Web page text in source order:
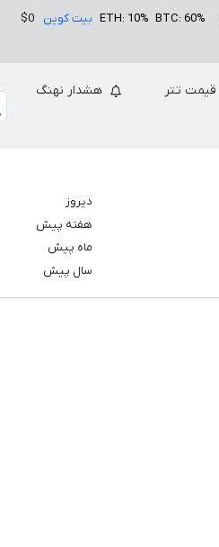
BTC: 60%
ETH: 10% بیت کوین $0
قیمت تتر
هشدار نهنگ
دیروز
هفته پیش
ماه پیش
سال پیش